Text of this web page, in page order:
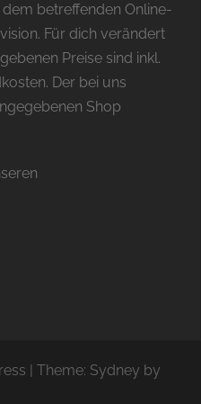
betreffenden Online-
Für dich verändert
Preise sind inkl.
Der bei uns
Shop
Theme: Sydney by